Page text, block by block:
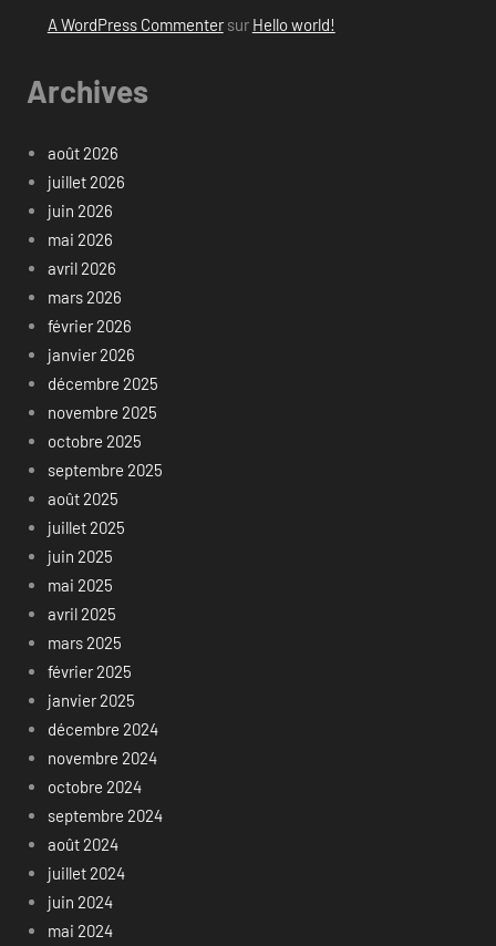
A WordPress Commentersur Hello world!
Archives
août 2026
juillet 2026
juin 2026
mai 2026
avril 2026
mars 2026
février 2026
janvier 2026
décembre 2025
novembre 2025
octobre 2025
septembre 2025
août 2025
juillet 2025
juin 2025
mai 2025
avril 2025
mars 2025
février 2025
janvier 2025
décembre 2024
novembre 2024
octobre 2024
septembre 2024
août 2024
juillet 2024
juin 2024
mai 2024